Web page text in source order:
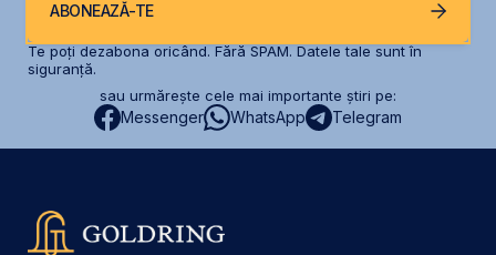
ABONEAZĂ-TE
Te poți dezabona oricând. Fără SPAM. Datele tale sunt în
siguranță.
sau urmărește cele mai importante știri pe:
Messenger WhatsApp Telegram